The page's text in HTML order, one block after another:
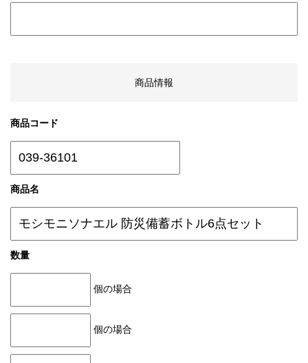
商品情報
商品コード
商品名
数量
個の場合
個の場合